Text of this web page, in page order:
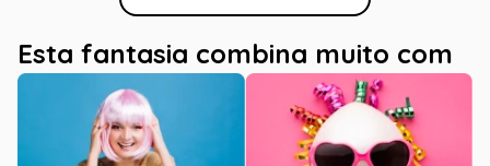
Esta fantasia combina muito com